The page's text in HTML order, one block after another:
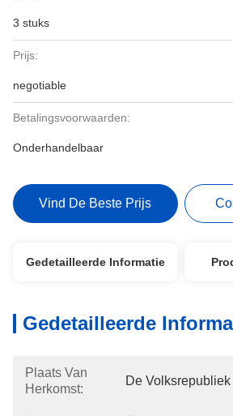
3 stuks
Prijs:
negotiable
Betalingsvoorwaarden:
Onderhandelbaar
Vind De Beste Prijs
Gedetailleerde Informatie
Gedetailleerde
Plaats Van
Herkomst:
De